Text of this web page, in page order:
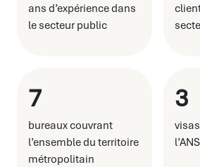
ans d’expérience dans
le secteur public
7
bureaux couvrant
l’ensemble du territoire
métropolitain
3